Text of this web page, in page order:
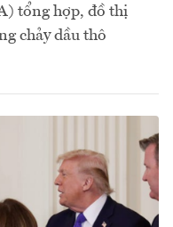
tổng hợp, đồ thị
chảy dầu thô